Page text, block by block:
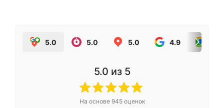
5.0 5.0 5.0 4.9
5.0 из 5
На основе 945оценок